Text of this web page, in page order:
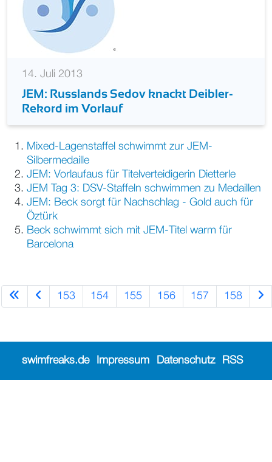
14. Juli 2013
JEM: Russlands Sedov knackt Deibler-
Rekord im Vorlauf
Mixed-Lagenstaffel schwimmt zur JEM-
Silbermedaille
JEM: Vorlaufaus für Titelverteidigerin Dietterle
JEM Tag 3: DSV-Staffeln schwimmen zu Medaillen
JEM: Beck sorgt für Nachschlag - Gold auch für
Öztürk
Beck schwimmt sich mit JEM-Titel warm für
Barcelona
153 154 155 156 157 158
swimfreaks.de Impressum Datenschutz RSS